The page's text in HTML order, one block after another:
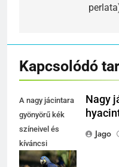
Kapcsolódó
A nagy jácintara
gyönyörű kék
színeivel és
kíváncsi
tekintetével a
Nagy
Jago